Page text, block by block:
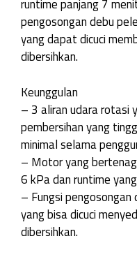
runtime panjang 7
pengosongan debu
yang dapat dicuci
dibersihkan.
Keunggulan
– 3 aliran udara rotasi
pembersihan yang
minimal selama
– Motor yang
6 kPa dan runtime
– Fungsi
yang bisa dicuci
dibersihkan.